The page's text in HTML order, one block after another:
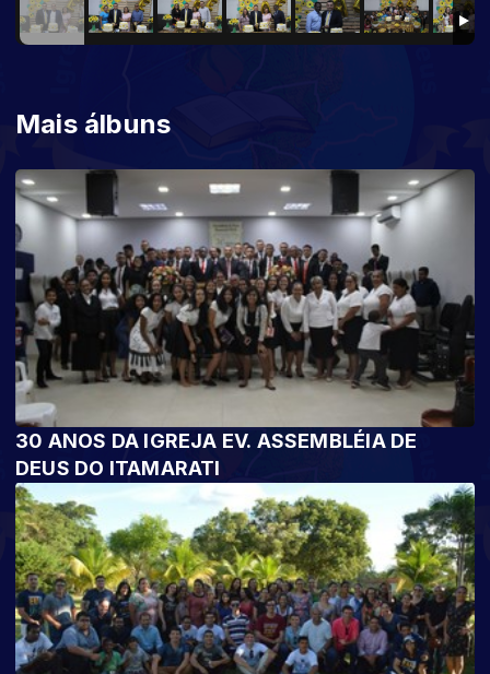
Mais álbuns
30 ANOS DA IGREJA EV. ASSEMBLÉIA DE
DEUS DO ITAMARATI